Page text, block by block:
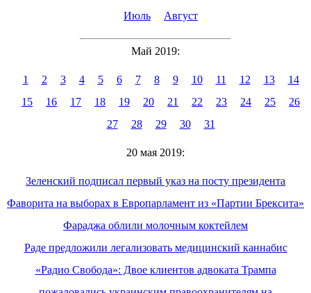
Июль
Август
Май 2019:
1 2 3 4 5 6 7 8 9 10 11 12 13
14
15
16 17 18 19 20 21 22 23 24 25
26
27
28 29 30 31
20 мая 2019:
Зеленский подписал первый указ на посту президента
Фаворита на выборах в Европарламент из «Партии Брексита»
Фараджа облили молочным коктейлем
Раде предложили легализовать медицинский каннабис
«Радио Свобода»: Двое клиентов адвоката Трампа